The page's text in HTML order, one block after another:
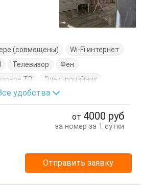
(совмещены)
Wi-Fi интернет
Телевизор
Фен
ТВ
Электрочайник
Кровать двуспальная
удобства
от 4000 руб
за номер за 1 сутки
Отправить заявку